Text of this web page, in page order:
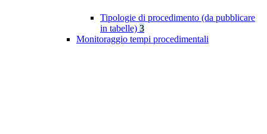
Tipologie di procedimento (da pubblicare
in tabelle) 3
Monitoraggio tempi procedimentali